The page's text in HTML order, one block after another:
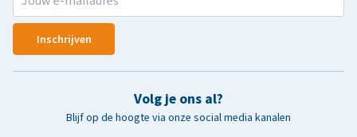
Inschrijven
Volg je ons al?
Blijf op de hoogte via onze social media kanalen